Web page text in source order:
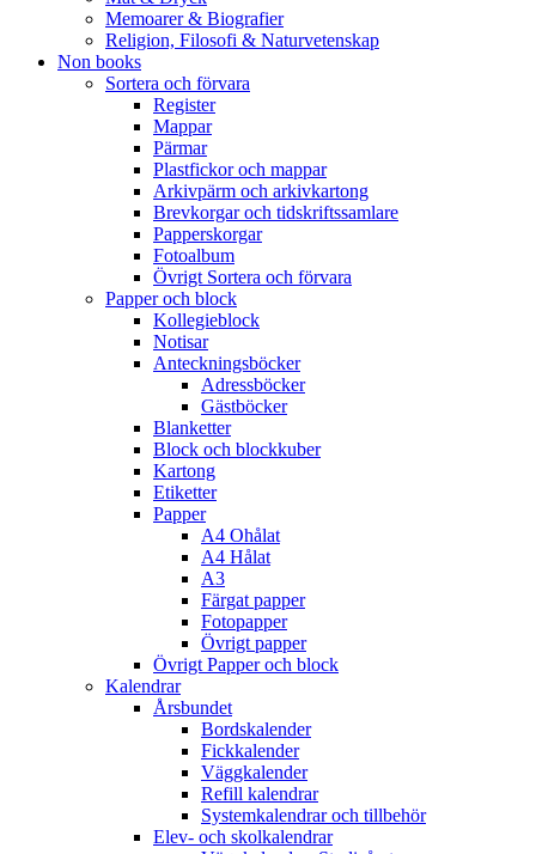
Memoarer & Biografier
Religion, Filosofi & Naturvetenskap
Non books
Sortera och förvara
Register
Mappar
Pärmar
Plastfickor och mappar
Arkivpärm och arkivkartong
Brevkorgar och tidskriftssamlare
Papperskorgar
Fotoalbum
Övrigt Sortera och förvara
Papper och block
Kollegieblock
Notisar
Anteckningsböcker
Adressböcker
Gästböcker
Blanketter
Block och blockkuber
Kartong
Etiketter
Papper
A4 Ohålat
A4 Hålat
A3
Färgat papper
Fotopapper
Övrigt papper
Övrigt Papper och block
Kalendrar
Årsbundet
Bordskalender
Fickkalender
Väggkalender
Refill kalendrar
Systemkalendrar och tillbehör
Elev- och skolkalendrar